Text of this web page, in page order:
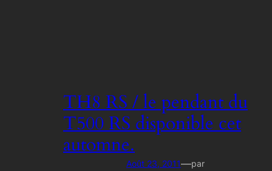
TH8 RS / le pendant du
T500 RS disponible cet
automne.
Août 23, 2011—par